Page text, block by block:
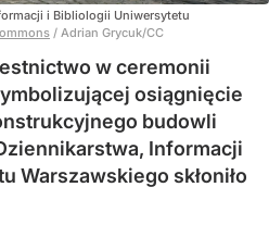
i Bibliologii Uniwersytetu
/ Adrian Grycuk/CC
w ceremonii
osiągnięcie
budowli
Informacji
Warszawskiego skłoniło